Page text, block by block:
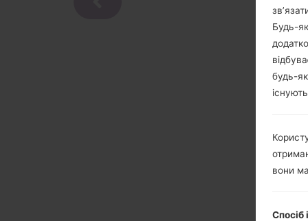
Будь-
будь-
вони
Спосіб